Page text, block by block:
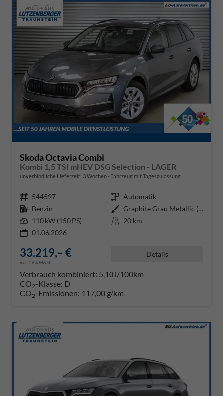
Skoda Octavia Combi
Kombi 1,5 TSI mHEV DSG Selection - LAGER
unverbindliche Lieferzeit: 3 Wochen Fahrzeug mit Tageszulassung
Fahrzeugnr. 544597 Getriebe Automatik
Kraftstoff Benzin Außenfarbe
Graphite Grau Metallic (5X)
Leistung 110 kW (150 PS) Kilometerstand 20 km
01.06.2026
33.219,– €
incl. 19% MwSt.
Details
Verbrauch kombiniert: 5,10 l/100km
CO2-Klasse: D
CO2-Emissionen: 117,00 g/km